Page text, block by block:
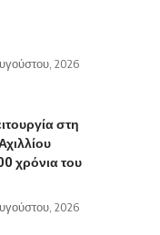
2026
στη
χρόνια του
2026